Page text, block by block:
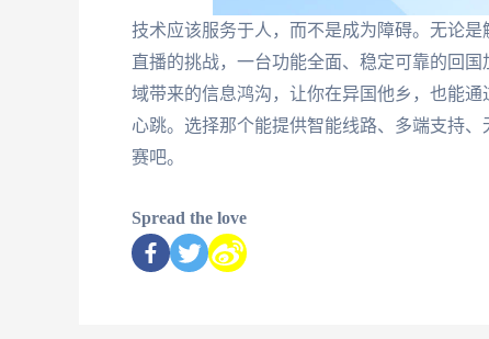
技术应该服务于人，而不是成为障碍。无论
直播的挑战，一台功能全面、稳定可靠的回
域带来的信息鸿沟，让你在异国他乡，也能
心跳。选择那个能提供智能线路、多端支持
赛吧。
Spread the love